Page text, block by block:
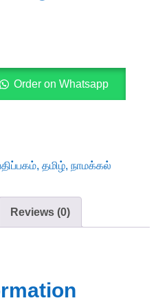
Order on Whatsapp
, தமிழ், நாமக்கல்
Reviews (0)